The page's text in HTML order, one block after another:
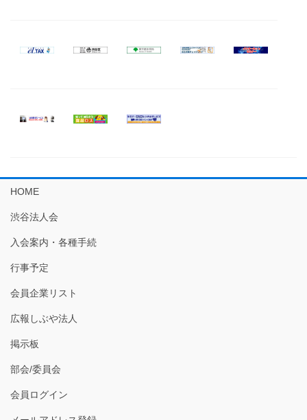
HOME
渋谷法人会
入会案内・各種手続
行事予定
会員企業リスト
広報しぶや法人
掲示板
部会/委員会
会員ログイン